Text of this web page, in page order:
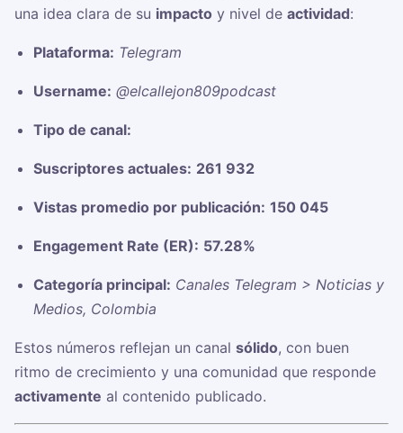
una idea clara de su impacto y nivel de actividad:
Plataforma: Telegram
Username: @elcallejon809podcast
Tipo de canal:
Suscriptores actuales: 261 932
Vistas promedio por publicación: 150 045
Engagement Rate (ER): 57.28%
Categoría principal: Canales Telegram > Noticias y
Medios, Colombia
Estos números reflejan un canal sólido, con buen
ritmo de crecimiento y una comunidad que responde
activamente al contenido publicado.